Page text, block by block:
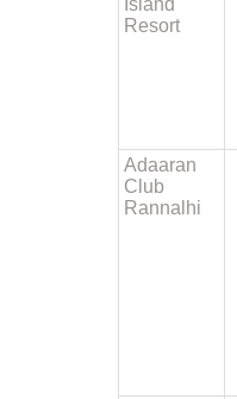
Resort
Adaaran
Club
Rannalhi